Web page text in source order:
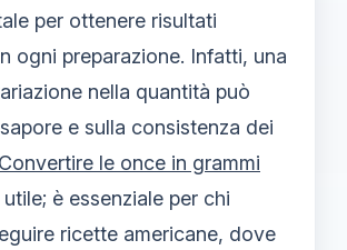
per ottenere risultati
ogni preparazione. Infatti, una
nella quantità può
e sulla consistenza dei
Convertire le once in grammi
è essenziale per chi
ricette americane, dove